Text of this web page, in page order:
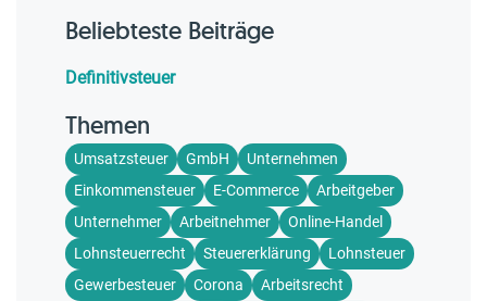
Beliebteste Beiträge
Definitivsteuer
Themen
Umsatzsteuer GmbH
Unternehmen
Einkommensteuer
E-Commerce
Arbeitgeber
Unternehmer
Arbeitnehmer
Online-Handel
Lohnsteuerrecht
Steuererklärung
Lohnsteuer
Gewerbesteuer
Corona
Arbeitsrecht